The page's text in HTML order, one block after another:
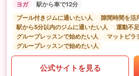
ヨガ
駅から車で12分
プール付きジムに通いたい人
隙間時間を活
駅から5分以内のジムに通いたい人
運動不
グループレッスンで始めたい人
マットピラ
グループレッスンで始めたい人
公式サイトを見る